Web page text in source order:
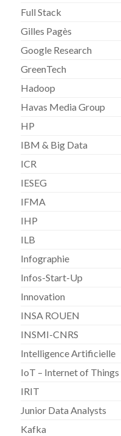
Full Stack
Gilles Pagès
Google Research
GreenTech
Hadoop
Havas Media Group
HP
IBM & Big Data
ICR
IESEG
IFMA
IHP
ILB
Infographie
Infos-Start-Up
Innovation
INSA ROUEN
INSMI-CNRS
Intelligence Artificielle
IoT – Internet of Things
IRIT
Junior Data Analysts
Kafka